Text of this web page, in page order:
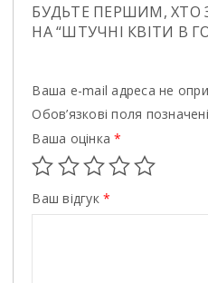
БУДЬТЕ ПЕРШИМ, ХТО
НА “ШТУЧНІ КВІТИ В
Ваша e-mail адреса не
Обов’язкові поля
Ваша оцінка*
Ваш відгук*